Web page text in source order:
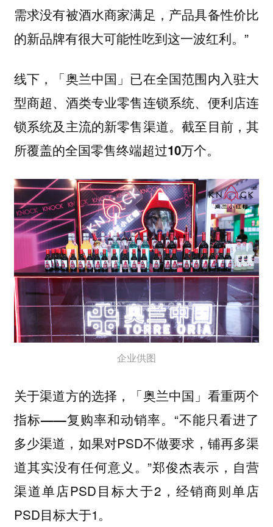
需求没有被酒水商家满足，产品具备性价比
的新品牌有很大可能性吃到这一波红利。”
线下，「奥兰中国」已在全国范围内入驻大
型商超、酒类专业零售连锁系统、便利店连
锁系统及主流的新零售渠道。截至目前，其
所覆盖的全国零售终端超过10万个。
企业供图
关于渠道方的选择，「奥兰中国」看重两个
指标——复购率和动销率。 “不能只看进了
多少渠道，如果对PSD不做要求，铺再多渠
道其实没有任何意义。”郑俊杰表示，自营
渠道单店PSD目标大于2，经销商则单店
PSD目标大于1。